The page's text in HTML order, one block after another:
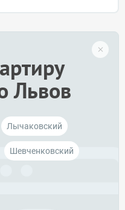
Львов
Лычаковский
Шевченковский